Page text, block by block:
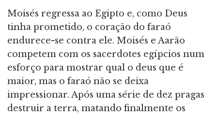
Moisés regressa ao Egipto e, como Deus
tinha prometido, o coração do faraó
endurece-se contra ele. Moisés e Aarão
competem com os sacerdotes egípcios num
esforço para mostrar qual o deus que é
maior, mas o faraó não se deixa
impressionar. Após uma série de dez pragas
destruir a terra, matando finalmente os